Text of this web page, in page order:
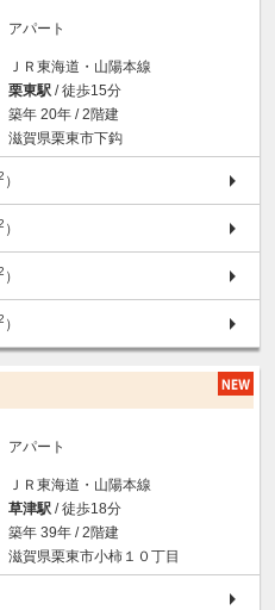
アパート
ＪＲ東海道・山陽本線
栗東駅 / 徒歩15分
築年 20年 / 2階建
滋賀県栗東市下鈎
）
）
）
）
アパート
ＪＲ東海道・山陽本線
草津駅 / 徒歩18分
築年 39年 / 2階建
滋賀県栗東市小柿１０丁目